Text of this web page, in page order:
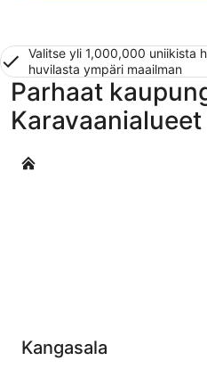
Valitse yli 1,000,000 uniikista
huvilasta ympäri maailman
Parhaat
Karavaanialueet
Kangasala
Kangasala